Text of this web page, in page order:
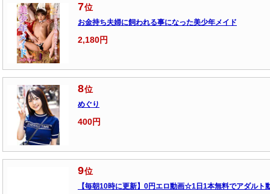
7位
お金持ち夫婦に飼われる事になった美少年メイド
2,180円
8位
めぐり
400円
9位
【毎朝10時に更新】0円エロ動画☆1日1本無料でアダルト